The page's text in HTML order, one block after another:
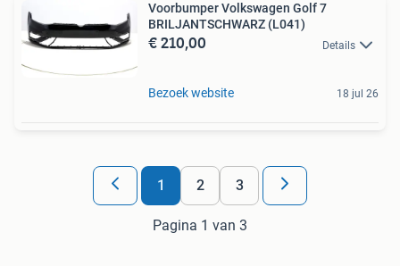
Voorbumper Volkswagen Golf 7
BRILJANTSCHWARZ (L041)
€ 210,00 Details
Bezoek website 18 jul 26
1 2 3
Pagina 1 van 3